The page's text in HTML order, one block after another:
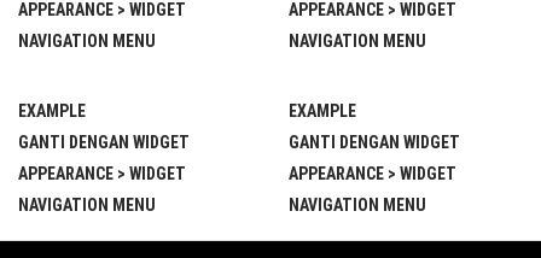
APPEARANCE > WIDGET
NAVIGATION MENU
APPEARANCE > WIDGET
NAVIGATION MENU
EXAMPLE
GANTI DENGAN WIDGET
APPEARANCE > WIDGET
NAVIGATION MENU
EXAMPLE
GANTI DENGAN WIDGET
APPEARANCE > WIDGET
NAVIGATION MENU